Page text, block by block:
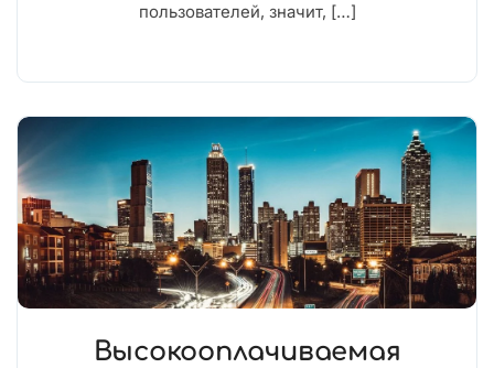
пользователей, значит, […]
Высокооплачиваемая